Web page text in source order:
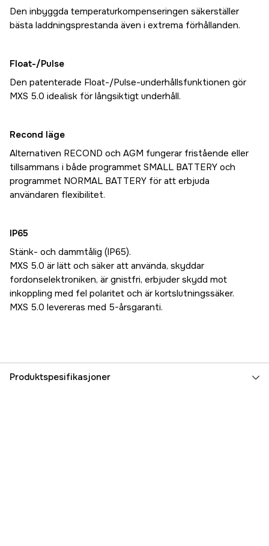
Den inbyggda temperaturkompenseringen säkerställer
bästa laddningsprestanda även i extrema förhållanden.
Float-/Pulse
Den patenterade Float-/Pulse-underhållsfunktionen gör
MXS 5.0 idealisk för långsiktigt underhåll.
Recond läge
Alternativen RECOND och AGM fungerar fristående eller
tillsammans i både programmet SMALL BATTERY och
programmet NORMAL BATTERY för att erbjuda
användaren flexibilitet.
IP65
Stänk- och dammtålig (IP65).
MXS 5.0 är lätt och säker att använda, skyddar
fordonselektroniken, är gnistfri, erbjuder skydd mot
inkoppling med fel polaritet och är kortslutningssäker.
MXS 5.0 levereras med 5-årsgaranti.
Produktspesifikasjoner